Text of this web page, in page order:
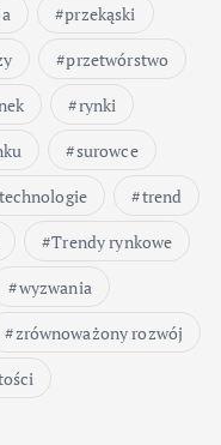
przekąski
przetwórstwo
rynki
surowce
technologie
trend
Trendy rynkowe
wyzwania
zrównoważony rozwój